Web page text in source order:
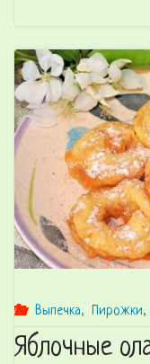
—
и
Выпечка, Пирожки,
Яблочные